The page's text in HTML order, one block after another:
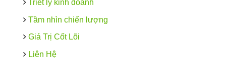
Triết lý kinh doanh
Tầm nhìn chiến lượng
Giá Trị Cốt Lõi
Liên Hệ